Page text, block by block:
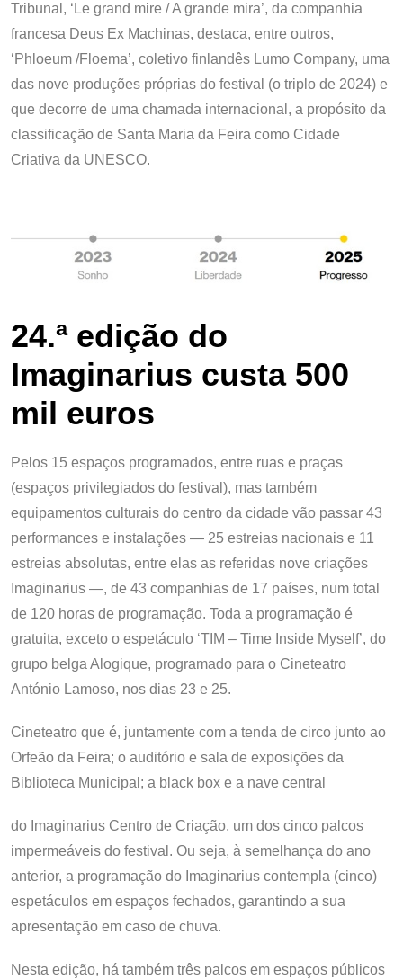
Tribunal, ‘Le grand mire / A grande mira’, da companhia
francesa Deus Ex Machinas, destaca, entre outros,
‘Phloeum /Floema’, coletivo finlandês Lumo Company, uma
das nove produções próprias do festival (o triplo de 2024) e
que decorre de uma chamada internacional, a propósito da
classificação de Santa Maria da Feira como Cidade
Criativa da UNESCO.
24.ª edição do
Imaginarius custa 500
mil euros
Pelos 15 espaços programados, entre ruas e praças
(espaços privilegiados do festival), mas também
equipamentos culturais do centro da cidade vão passar 43
performances e instalações — 25 estreias nacionais e 11
estreias absolutas, entre elas as referidas nove criações
Imaginarius —, de 43 companhias de 17 países, num total
de 120 horas de programação. Toda a programação é
gratuita, exceto o espetáculo ‘TIM – Time Inside Myself’, do
grupo belga Alogique, programado para o Cineteatro
António Lamoso, nos dias 23 e 25.
Cineteatro que é, juntamente com a tenda de circo junto ao
Orfeão da Feira; o auditório e sala de exposições da
Biblioteca Municipal; a black box e a nave central
do Imaginarius Centro de Criação, um dos cinco palcos
impermeáveis do festival. Ou seja, à semelhança do ano
anterior, a programação do Imaginarius contempla (cinco)
espetáculos em espaços fechados, garantindo a sua
apresentação em caso de chuva.
Nesta edição, há também três palcos em espaços públicos